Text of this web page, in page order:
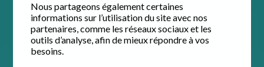
Nous partageons également certaines
informations sur l’utilisation du site avec nos
partenaires, comme les réseaux sociaux et les
outils d’analyse, afin de mieux répondre à vos
besoins.